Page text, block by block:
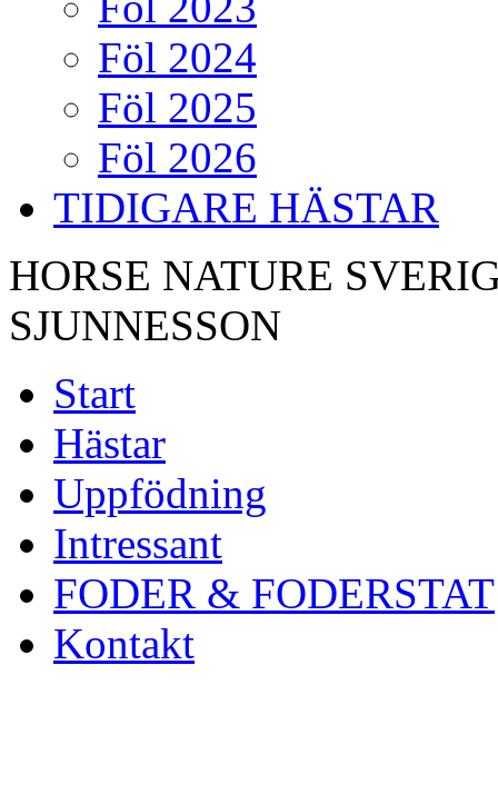
Föl 2024
Föl 2025
Föl 2026
TIDIGARE HÄSTAR
HORSE NATURE
SJUNNESSON
Start
Hästar
Uppfödning
Intressant
FODER & FODERSTAT
Kontakt